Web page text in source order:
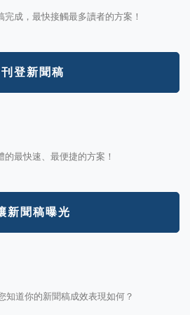
成，最快接觸最多讀者的方案！
刊登新聞稿
最快速、最便捷的方案！
新聞稿曝光
道你的新聞稿成效表現如何？